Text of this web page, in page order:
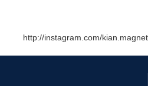
http://instagram.com/kian.magnet